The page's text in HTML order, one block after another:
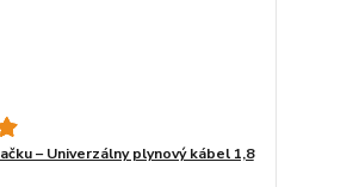
– Univerzálny plynový kábel 1,8